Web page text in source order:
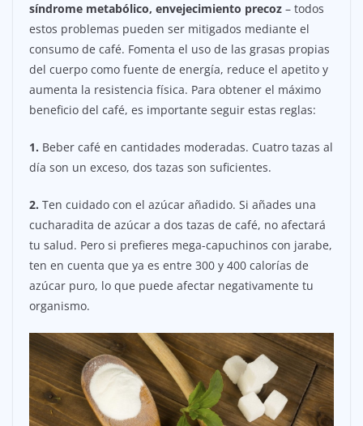
síndrome metabólico, envejecimiento precoz – todos
estos problemas pueden ser mitigados mediante el
consumo de café. Fomenta el uso de las grasas propias
del cuerpo como fuente de energía, reduce el apetito y
aumenta la resistencia física. Para obtener el máximo
beneficio del café, es importante seguir estas reglas:
1. Beber café en cantidades moderadas. Cuatro tazas al
día son un exceso, dos tazas son suficientes.
2. Ten cuidado con el azúcar añadido. Si añades una
cucharadita de azúcar a dos tazas de café, no afectará
tu salud. Pero si prefieres mega-capuchinos con jarabe,
ten en cuenta que ya es entre 300 y 400 calorías de
azúcar puro, lo que puede afectar negativamente tu
organismo.